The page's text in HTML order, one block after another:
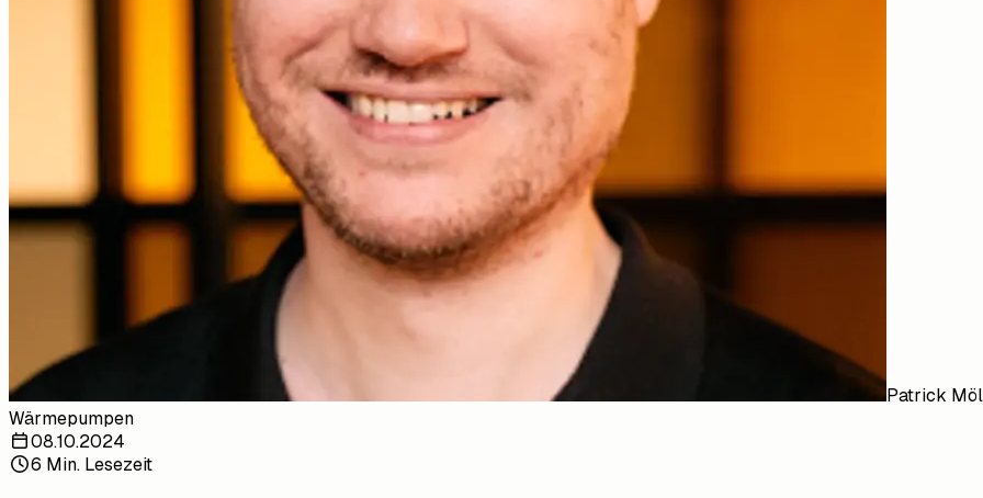
Patrick
Wärmepumpen
08.10.2024
6 Min. Lesezeit